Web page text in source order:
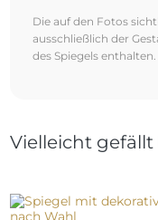
Die auf den Fotos
ausschließlich der
des Spiegels enthalten.
Vielleicht